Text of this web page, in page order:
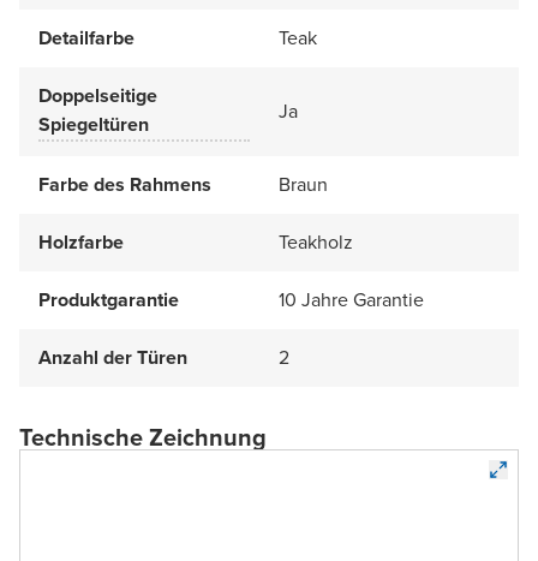
Detailfarbe
Teak
Doppelseitige
Spiegeltüren
Ja
Farbe des Rahmens Braun
Holzfarbe Teakholz
Produktgarantie 10 Jahre Garantie
Anzahl der Türen 2
Technische Zeichnung